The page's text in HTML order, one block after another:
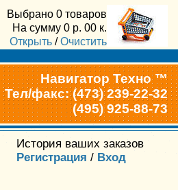
Выбрано 0 товаров
На сумму 0 р. 00 к.
Открыть /Очистить
Навигатор Техно ™
Тел/факс: (473) 239-22-32
(495) 925-88-73
История ваших заказов
Регистрация / Вход